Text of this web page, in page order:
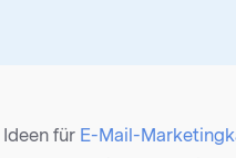
für E-Mail-